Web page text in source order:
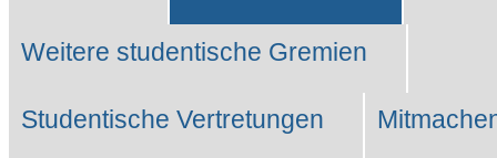
Weitere studentische Gremien
Studentische Vertretungen